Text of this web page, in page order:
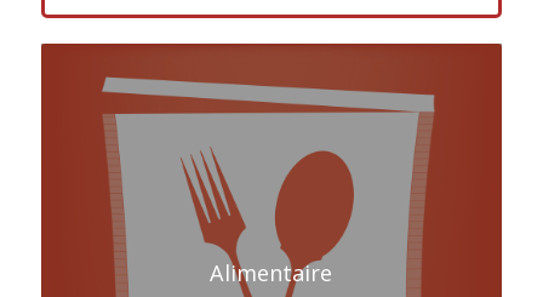
Alimentaire